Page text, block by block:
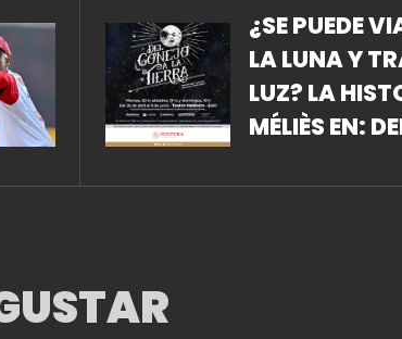
¿SE PUEDE
LA LUNA Y
LUZ? LA
MÉLIÈS EN: